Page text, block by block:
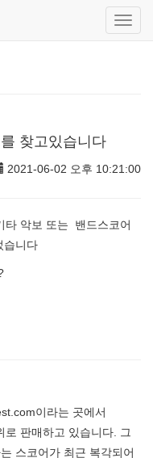
찾고있습니다
2021-06-02 오후 10:21:00
타 악보 또는 밴드스코어
습니다
이라는 곳에서
로 판매하고 있습니다. 그
스코어가 최근 복각되어